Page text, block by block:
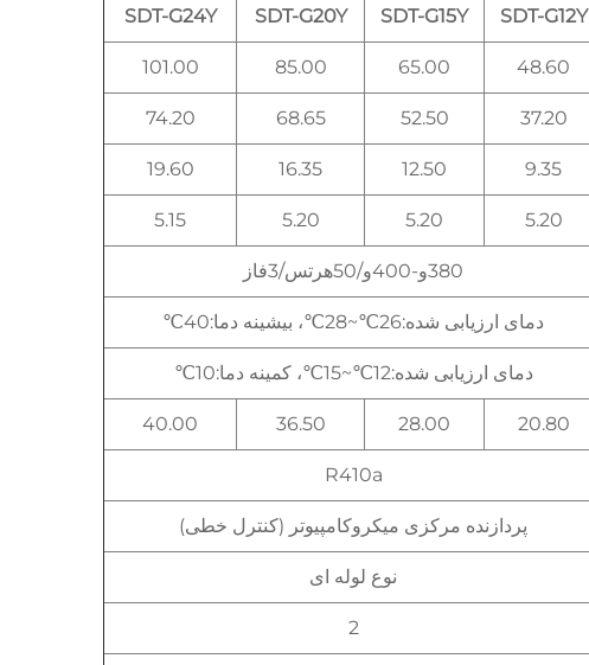
SDT-G12Y
SDT-G15Y
SDT-G20Y
SDT-G24Y
48.60
65.00
85.00
101.00
37.20
52.50
68.65
74.20
9.35
12.50
16.35
19.60
5.20
5.20
5.20
5.15
380و-400و/50هرتس/3فاز
دمای ارزیابی شده:26℃~28℃، بیشینه دما:40℃
دمای ارزیابی شده:12℃~15℃، کمینه دما:10℃
20.80
28.00
36.50
40.00
R410a
پردازنده مرکزی میکروکامپیوتر (کنترل خطی)
نوع لوله ای
2